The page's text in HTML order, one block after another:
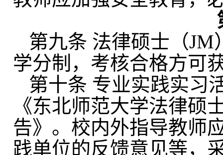
第九条 法律硕士（JM
学分制 ，考核合格方可
第十条 专业实践实习
《东北师范大学法律硕
告》。校内外指导教师
践单位的反馈意见等，